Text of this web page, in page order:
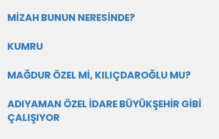
MİZAH BUNUN NERESİNDE?
KUMRU
MAĞDUR ÖZEL Mİ, KILIÇDAROĞLU MU?
ADIYAMAN ÖZEL İDARE BÜYÜKŞEHİR GİBİ
ÇALIŞIYOR